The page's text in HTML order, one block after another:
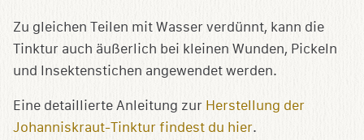
Zu gleichen Teilen mit Wasser verdünnt, kann die
Tinktur auch äußerlich bei kleinen Wunden, Pickeln
und Insektenstichen angewendet werden.
Eine detaillierte Anleitung zur Herstellung der
Johanniskraut-Tinktur findest du hier.